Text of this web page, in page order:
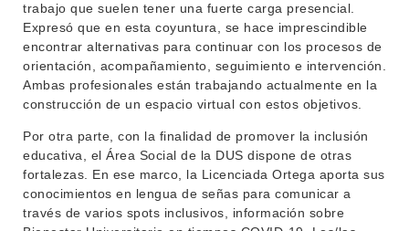
trabajo que suelen tener una fuerte carga presencial.
Expresó que en esta coyuntura, se hace imprescindible
encontrar alternativas para continuar con los procesos de
orientación, acompañamiento, seguimiento e intervención.
Ambas profesionales están trabajando actualmente en la
construcción de un espacio virtual con estos objetivos.
Por otra parte, con la finalidad de promover la inclusión
educativa, el Área Social de la DUS dispone de otras
fortalezas. En ese marco, la Licenciada Ortega aporta sus
conocimientos en lengua de señas para comunicar a
través de varios spots inclusivos, información sobre